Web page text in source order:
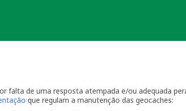
falta de uma resposta atempada e/ou adequada
que regulam a manutenção das geocaches: